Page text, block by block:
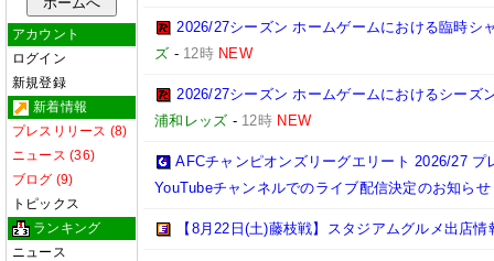
アカウント
ログイン
新規登録
新着情報
プレスリリース (8)
ニュース (36)
ブログ (9)
トピックス
ランキング
ニュース
2026/27シーズン ホームゲームにおける臨時シ
ズ - 12時 NEW
2026/27シーズン ホームゲームにおけるシーズ
浦和レッズ - 12時 NEW
AFCチャンピオンズリーグエリート 2026/27
YouTubeチャンネルでのライブ配信決定のお知らせ
【8月22日(土)藤枝戦】スタジアムグルメ出店情